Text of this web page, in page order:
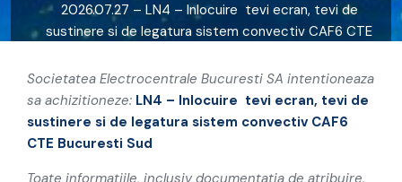
2026.07.27 – LN4 – Inlocuire tevi ecran, tevi de
sustinere si de legatura sistem convectiv CAF6 CTE
Societatea Electrocentrale Bucuresti SA intentioneaza
sa achizitioneze: LN4 – Inlocuire tevi ecran, tevi de
sustinere si de legatura sistem convectiv CAF6
CTE Bucuresti Sud